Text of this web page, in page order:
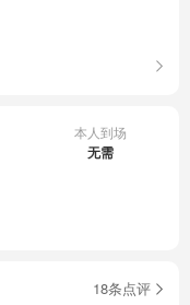
本人到场
无需
18条点评